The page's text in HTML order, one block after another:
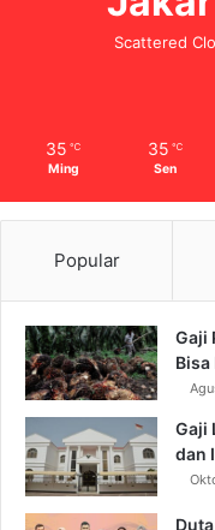
Scattered
35 ℃
Ming
35 ℃
Sen
Popular
Gaji
Bisa
Gaji
dan